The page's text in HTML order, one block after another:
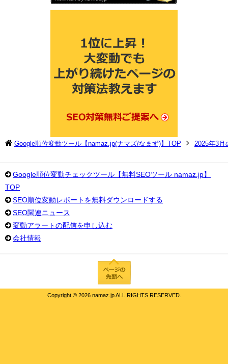
Google順位変動ツール【namaz.jp(ナマズ/なまず)】TOP 2025年3月
Google順位変動チェックツール【無料SEOツール namaz.jp】
TOP
SEO順位変動レポートを無料ダウンロードする
SEO関連ニュース
変動アラートの配信を申し込む
会社情報
Copyright © 2026 namaz.jp ALL RIGHTS RESERVED.